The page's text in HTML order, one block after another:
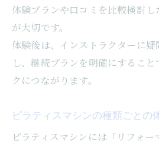
体験プランや口コミを比較検討し
が大切です。
体験後は、インストラクターに
し、継続プランを明確にすること
クにつながります。
ピラティスマシンの種類ごとの
ピラティスマシンには「リフォー